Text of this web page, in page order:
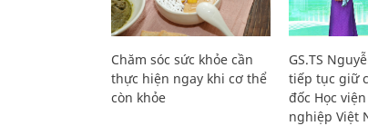
Chăm sóc sức khỏe cần
thực hiện ngay khi cơ thể
còn khỏe
GS.TS
tiếp tục giữ
đốc Học
nghiệp Việt